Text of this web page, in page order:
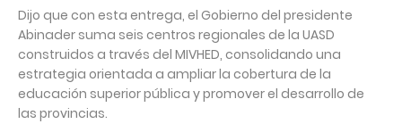
Dijo que con esta entrega, el Gobierno del presidente
Abinader suma seis centros regionales de la UASD
construidos a través del MIVHED, consolidando una
estrategia orientada a ampliar la cobertura de la
educación superior pública y promover el desarrollo de
las provincias.